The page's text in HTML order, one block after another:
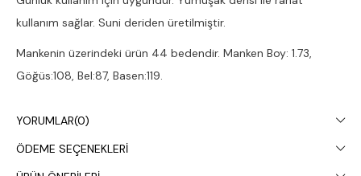
kullanım sağlar. Suni deriden üretilmiştir.
Mankenin üzerindeki ürün 44 bedendir. Manken Boy: 1.73,
Göğüs:108, Bel:87, Basen:119.
gösterebilir.
Kuru temizleme yapılması tavsiye edilir.
YORUMLAR(0)
ÖDEME SEÇENEKLERI